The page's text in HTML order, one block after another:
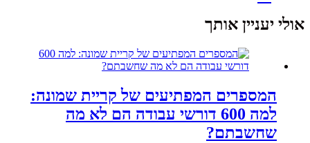
אולי יעניין אותך
המספרים המפתיעים של קריית שמונה:
למה 600 דורשי עבודה הם לא מה
שחשבתם?